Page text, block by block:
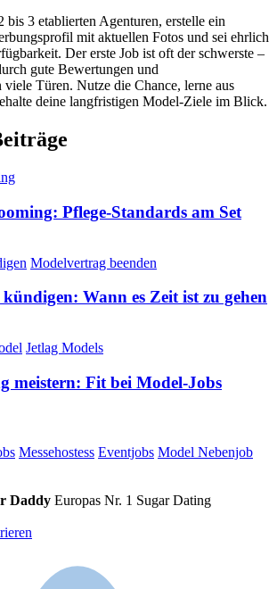
bis 3 etablierten Agenturen, erstelle ein
mit aktuellen Fotos und sei ehrlich
Der erste Job ist oft der schwerste –
gute Bewertungen und
viele Türen. Nutze die Chance, lerne aus
deine langfristigen Model-Ziele im Blick.
Pflege-Standards am Set
Modelvertrag beenden
Wann es Zeit ist zu gehen
Jetlag Models
meistern: Fit bei Model-Jobs
Messehostess Eventjobs Model Nebenjob
Daddy Europas Nr. 1 Sugar Dating